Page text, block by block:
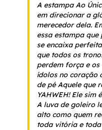
A estampa Ao
em direcionar a
merecedor dela.
essa estampa
se encaixa
que todos os
perdem força e os
ídolos no coração
de pé Aquele que
YAHWEH! Ele sim
A luva de goleiro
alto como quem
toda vitória e